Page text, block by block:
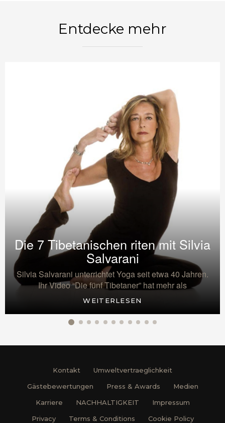
Entdecke mehr
Die 7 Tibetanischen riten mit Silvia
Salvarani
Silvia Salvarani unterrichtet Yoga seit etwa 40 Jahren.
Ihr Video “Die fünf Tibetaner” hat mehr als
WEITERLESEN
Kontakt
Umweltvertraeglichkeit
Gästebewertungen
Press & Awards
Medien
Karriere
NACHHALTIGKEIT
Impressum
Privacy
Terms & Conditions
Cookie Policy